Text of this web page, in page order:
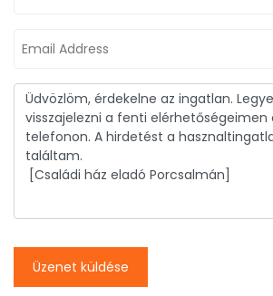
Üzenet küldése